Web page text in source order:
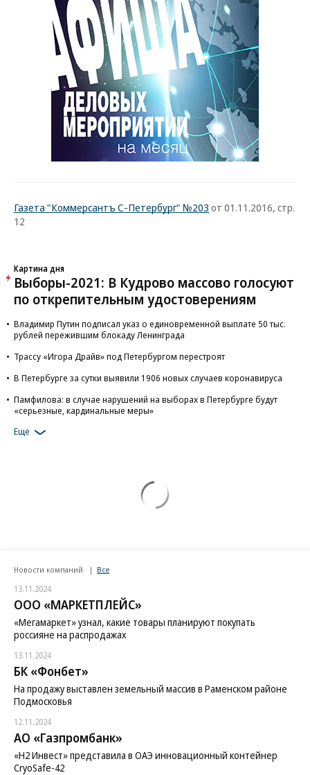
Газета "Коммерсантъ С-Петербург" №203 от 01.11.2016, стр.
12
Картина дня
Выборы-2021: В Кудрово массово голосуют
по открепительным удостоверениям
Владимир Путин подписал указ о единовременной выплате 50 тыс.
рублей пережившим блокаду Ленинграда
Трассу «Игора Драйв» под Петербургом перестроят
В Петербурге за сутки выявили 1906 новых случаев коронавируса
Памфилова: в случае нарушений на выборах в Петербурге будут
«серьезные, кардинальные меры»
Еще
Новости компаний Все
13.11.2024
ООО «МАРКЕТПЛЕЙС»
«Мегамаркет» узнал, какие товары планируют покупать
россияне на распродажах
13.11.2024
БК «Фонбет»
На продажу выставлен земельный массив в Раменском районе
Подмосковья
12.11.2024
АО «Газпромбанк»
«H2 Инвест» представила в ОАЭ инновационный контейнер
CryoSafe-42